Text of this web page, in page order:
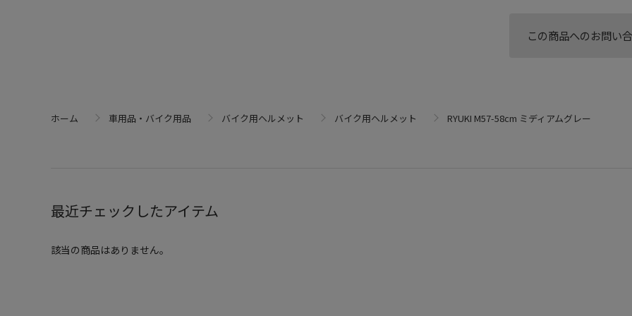
この商品へのお問い
ホーム 車用品・バイク用品 バイク用ヘルメット バイク用ヘルメット RYUKI M57-58cm ミディアムグレー
最近チェックしたアイテム
該当の商品はありません。